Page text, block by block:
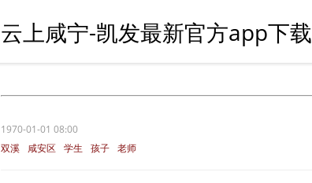
云上咸宁-凯发最新官方app下载
1970-01-01 08:00
双溪
咸安区 学生 孩子 老师